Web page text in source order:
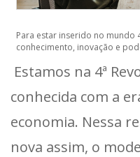
Para estar inserido no mundo
conhecimento, inovação e
Estamos na 4ª
conhecida com a
economia. Nessa
nova assim, o